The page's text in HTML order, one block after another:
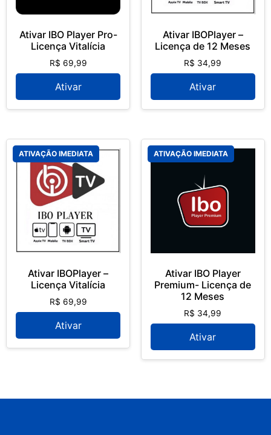
Ativar IBO Player Pro-
Licença Vitalícia
R$ 69,99
Ativar
Ativar IBOPlayer –
Licença de 12 Meses
R$ 34,99
Ativar
Ativar IBOPlayer –
Licença Vitalícia
R$ 69,99
Ativar
Ativar IBO Player
Premium- Licença de
12 Meses
R$ 34,99
Ativar